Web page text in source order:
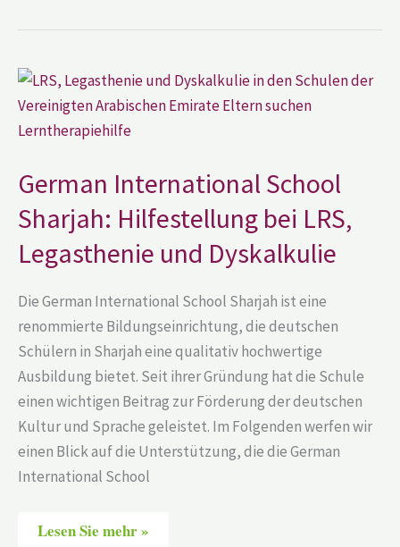
German International School
Sharjah: Hilfestellung bei LRS,
Legasthenie und Dyskalkulie
Die German International School Sharjah ist eine
renommierte Bildungseinrichtung, die deutschen
Schülern in Sharjah eine qualitativ hochwertige
Ausbildung bietet. Seit ihrer Gründung hat die Schule
einen wichtigen Beitrag zur Förderung der deutschen
Kultur und Sprache geleistet. Im Folgenden werfen wir
einen Blick auf die Unterstützung, die die German
International School
German
International
School
Sharjah:
Hilfestellung
Legasthenie
und
Dyskalkulie
Lesen Sie mehr »